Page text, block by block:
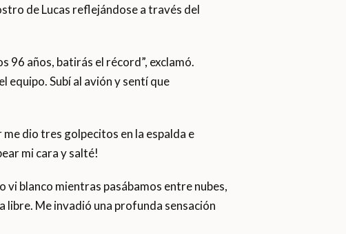
de Lucas reflejándose a través del
96 años, batirás el récord”, exclamó.
equipo. Subí al avión y sentí que
dio tres golpecitos en la espalda e
mi cara y salté!
blanco mientras pasábamos entre nubes,
libre. Me invadió una profunda sensación